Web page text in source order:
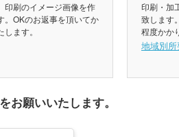
印刷のイメージ画像を作
。OKのお返事を頂いてか
ます。
地域別
印刷・加
致します
程度かか
お願いいたします。